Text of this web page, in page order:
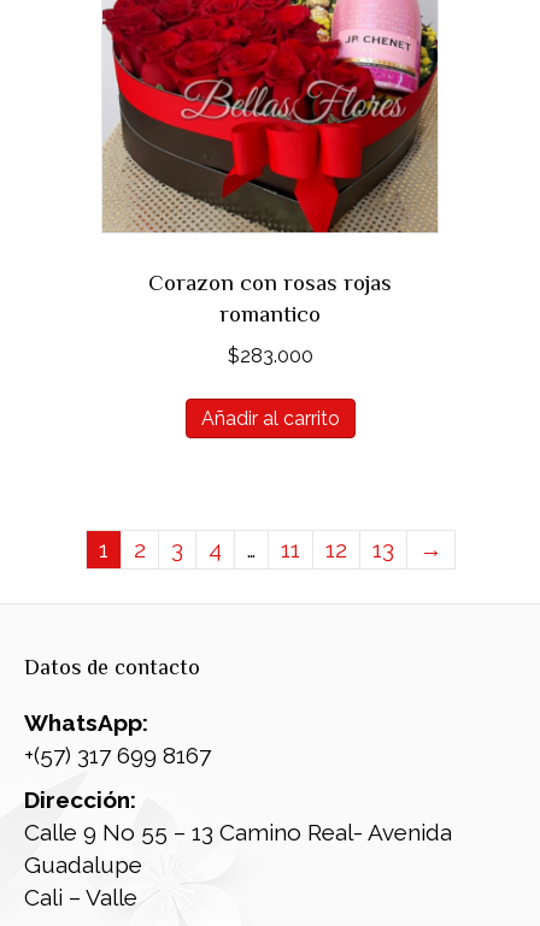
Corazon con rosas rojas
romantico
$283.000
Añadir al carrito
1 2 3 4 … 11 12 13 →
Datos de contacto
WhatsApp:
+(57) 317 699 8167
Dirección:
Calle 9 No 55 – 13 Camino Real- Avenida
Guadalupe
Cali – Valle